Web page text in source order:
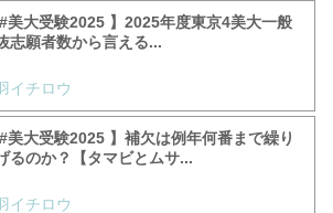
#美大受験2025 】2025年度東京4美大一般
志願者数から言える...
イチロウ
#美大受験2025 】補欠は例年何番まで繰り
るのか？【タマビとムサ...
イチロウ